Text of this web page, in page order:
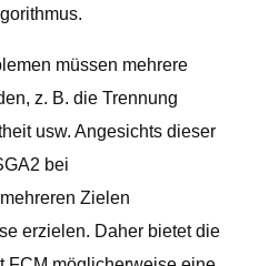
müssen mehrere
z. B. die Trennung
usw. Angesichts dieser
bei
Zielen
erzielen. Daher bietet die